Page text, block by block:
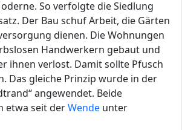
So verfolgte die Siedlung
Der Bau schuf Arbeit, die Gärten
dienen. Die Wohnungen
Handwerkern gebaut und
ihnen verlost. Damit sollte Pfusch
Das gleiche Prinzip wurde in der
angewendet. Beide
etwa seit derWende unter